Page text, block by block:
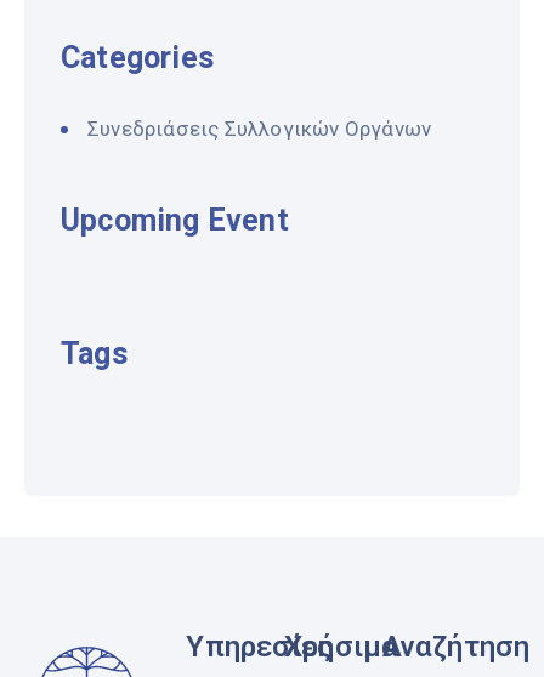
Categories
Συνεδριάσεις Συλλογικών Οργάνων
Upcoming Event
Tags
ΥπηρεσίεςΧρήσιμαΑναζήτηση